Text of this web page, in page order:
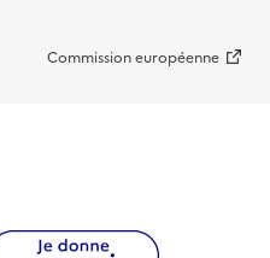
Commission européenne